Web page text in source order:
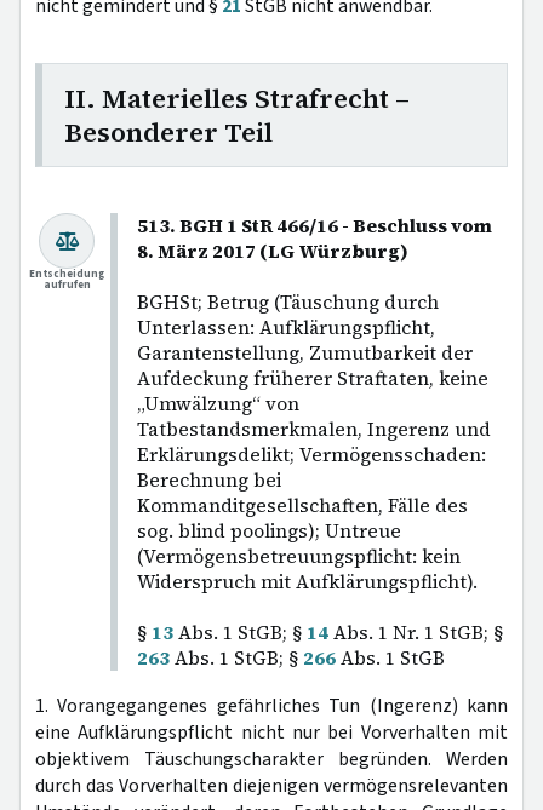
nicht gemindert und § 21StGB nicht anwendbar.
II. Materielles Strafrecht –
Besonderer Teil
513. BGH 1 StR 466/16 - Beschluss vom
8. März 2017 (LG Würzburg)
BGHSt; Betrug (Täuschung durch
Unterlassen: Aufklärungspflicht,
Garantenstellung, Zumutbarkeit der
Aufdeckung früherer Straftaten, keine
„Umwälzung“ von
Tatbestandsmerkmalen, Ingerenz und
Erklärungsdelikt; Vermögensschaden:
Berechnung bei
Kommanditgesellschaften, Fälle des
sog. blind poolings); Untreue
(Vermögensbetreuungspflicht: kein
Widerspruch mit Aufklärungspflicht).
§ 13Abs. 1 StGB; § 14Abs. 1 Nr. 1 StGB; §
263Abs. 1 StGB; § 266Abs. 1 StGB
Entscheidung
aufrufen
1. Vorangegangenes gefährliches Tun (Ingerenz) kann
eine Aufklärungspflicht nicht nur bei Vorverhalten mit
objektivem Täuschungscharakter begründen. Werden
durch das Vorverhalten diejenigen vermögensrelevanten